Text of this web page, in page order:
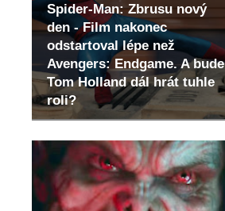
Spider-Man: Zbrusu nový
den - Film nakonec
odstartoval lépe než
Avengers: Endgame. A bude
Tom Holland dál hrát tuhle
roli?